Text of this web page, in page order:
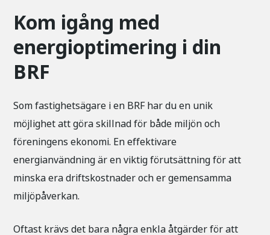
Kom igång med
energioptimering i din
BRF
Som fastighetsägare i en BRF har du en unik
möjlighet att göra skillnad för både miljön och
föreningens ekonomi. En effektivare
energianvändning är en viktig förutsättning för att
minska era driftskostnader och er gemensamma
miljöpåverkan.
Oftast krävs det bara några enkla åtgärder för att